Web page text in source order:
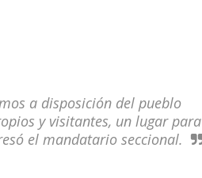
a disposición del pueblo
y visitantes, un lugar para
el mandatario seccional.